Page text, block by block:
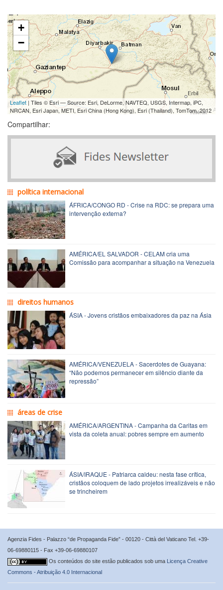
+
−
Leaflet | Tiles © Esri — Source: Esri, DeLorme, NAVTEQ, USGS, Intermap, iPC,
NRCAN, Esri Japan, METI, Esri China (Hong Kong), Esri (Thailand), TomTom, 2012
Compartilhar:
política internacional
ÁFRICA/CONGO RD - Crise na RDC: se prepara uma
intervenção externa?
AMÉRICA/EL SALVADOR - CELAM cria uma
Comissão para acompanhar a situação na Venezuela
direitos humanos
ÁSIA - Jovens cristãos embaixadores da paz na Ásia
AMÉRICA/VENEZUELA - Sacerdotes de Guayana:
“Não podemos permanecer em silêncio diante da
repressão”
áreas de crise
AMÉRICA/ARGENTINA - Campanha da Caritas em
vista da coleta anual: pobres sempre em aumento
ÁSIA/IRAQUE - Patriarca caldeu: nesta fase crítica,
cristãos coloquem de lado projetos irrealizáveis e não
se trincheirem
Agenzia Fides - Palazzo “de Propaganda Fide” - 00120 - Città del Vaticano Tel. +39-
06-69880115 - Fax +39-06-69880107
Os conteúdos do site estão publicados sob uma Licença Creative
Commons - Atribuição 4.0 Internacional